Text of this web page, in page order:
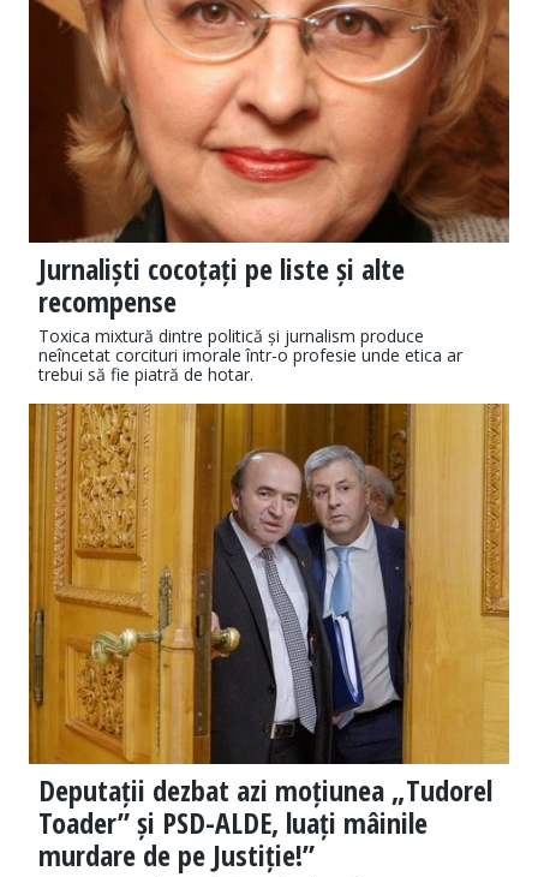
Jurnaliști cocoțați pe liste și alte
recompense
Toxica mixtură dintre politică și jurnalism produce
neîncetat corcituri imorale într-o profesie unde etica ar
trebui să fie piatră de hotar.
Deputații dezbat azi moțiunea „Tudorel
Toader” și PSD-ALDE, luați mâinile
murdare de pe Justiție!”